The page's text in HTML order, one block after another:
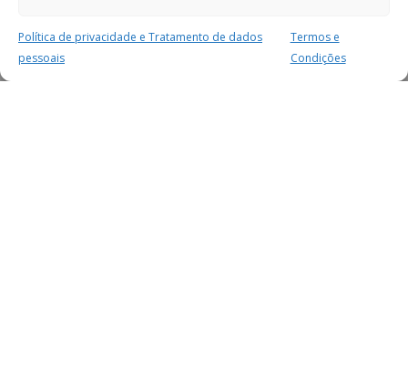
Política de privacidade e Tratamento de dados
pessoais
Termos e
Condições